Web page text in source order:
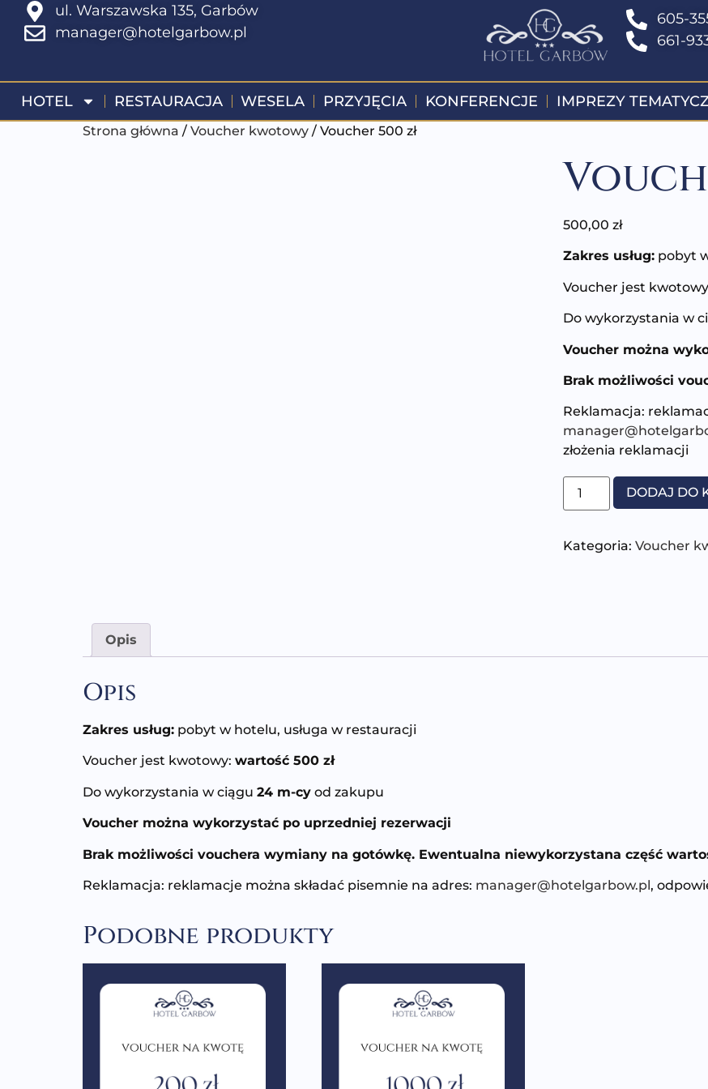
ul. Warszawska 135, Garbów
manager@hotelgarbow.pl
605-
661-
HOTEL RESTAURACJA WESELA PRZYJĘCIA KONFERENCJE IMPREZY
Strona główna / Voucher kwotowy / Voucher 500 zł
500,00 zł
Zakres usług:pobyt
Voucher jest
Do wykorzystania w
Voucher można
Brak możliwości
Reklamacja:
złożenia reklamacji
DODAJ DO
Kategoria: Voucher
Opis
Opis
Zakres usług: pobyt w hotelu, usługa w restauracji
Voucher jest kwotowy: wartość 500 zł
Do wykorzystania w ciągu 24 m-cy od zakupu
Voucher można wykorzystać po uprzedniej rezerwacji
Brak możliwości vouchera wymiany na gotówkę. Ewentualna niewykorzystana część
Reklamacja: reklamacje można składać pisemnie na adres: manager@hotelgarbow.pl,
Podobne produkty